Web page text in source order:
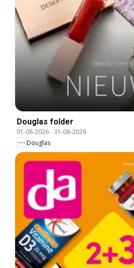
Douglas folder
01-08-2026-31-08-2026
Douglas